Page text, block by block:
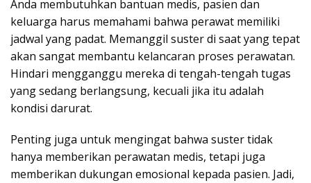
Anda membutuhkan bantuan medis, pasien dan
keluarga harus memahami bahwa perawat memiliki
jadwal yang padat. Memanggil suster di saat yang tepat
akan sangat membantu kelancaran proses perawatan.
Hindari mengganggu mereka di tengah-tengah tugas
yang sedang berlangsung, kecuali jika itu adalah
kondisi darurat.
Penting juga untuk mengingat bahwa suster tidak
hanya memberikan perawatan medis, tetapi juga
memberikan dukungan emosional kepada pasien. Jadi,